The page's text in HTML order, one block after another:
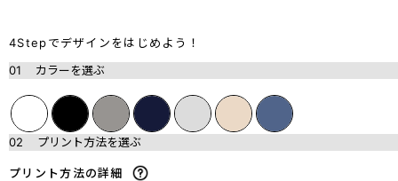
4Stepでデザインをはじめよう！
01
カラーを選ぶ
02 プリント方法を選ぶ
プリント方法の詳細